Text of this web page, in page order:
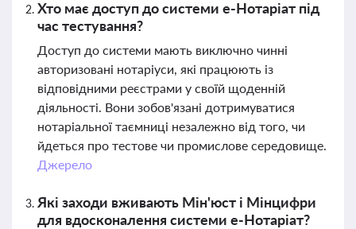
Хто має доступ до системи е-Нотаріат під
час тестування?
Доступ до системи мають виключно чинні
авторизовані нотаріуси, які працюють із
відповідними реєстрами у своїй щоденній
діяльності. Вони зобов'язані дотримуватися
нотаріальної таємниці незалежно від того, чи
йдеться про тестове чи промислове середовище.
Джерело
Які заходи вживають Мін'юст і Мінцифри
для вдосконалення системи е-Нотаріат?